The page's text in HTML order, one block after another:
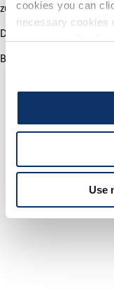
cookies you can
necessary cookies
more in our
Use
zusammenarbeiten.
Der Gewinner wird am